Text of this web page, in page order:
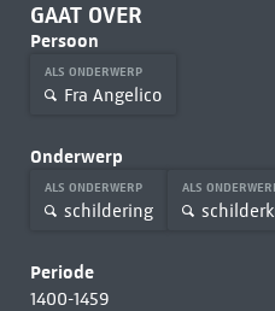
GAAT OVER
Persoon
ALS ONDERWERP
Fra Angelico
Onderwerp
ALS ONDERWERP
schildering
ALS
Periode
1400-1459